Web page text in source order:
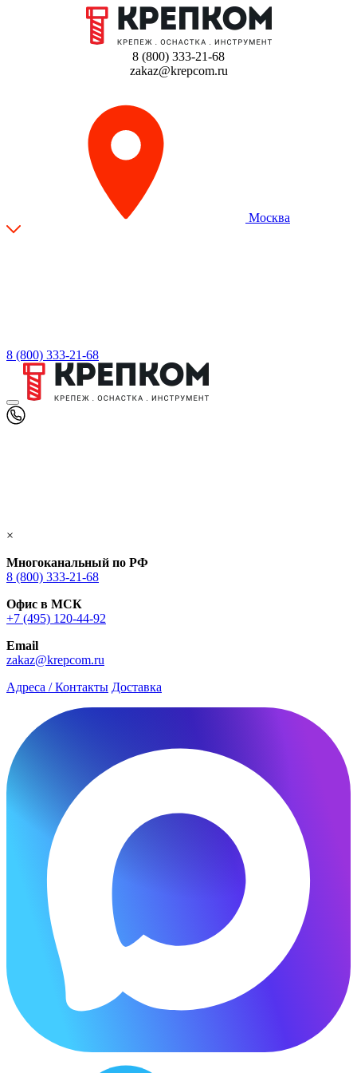
8 (800) 333-21-68
zakaz@krepcom.ru
Москва
8 (800) 333-21-68
×
Многоканальный по РФ
8 (800) 333‑21-68
Офис в МСК
+7 (495) 120-44-92
Email
zakaz@krepcom.ru
Адреса / Контакты Доставка